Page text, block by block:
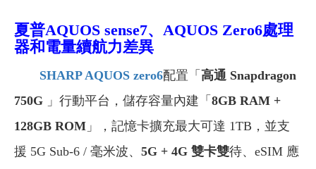
夏普AQUOS sense7、AQUOS Zero6處理
器和電量續航力差異
SHARP AQUOS zero6配置「 高通 Snapdragon
750G 」行動平台，儲存容量內建「 8GB RAM +
128GB ROM 」，記憶卡擴充最大可達 1TB，並支
援 5G Sub-6 / 毫米波、 5G + 4G 雙卡雙待、eSIM 應